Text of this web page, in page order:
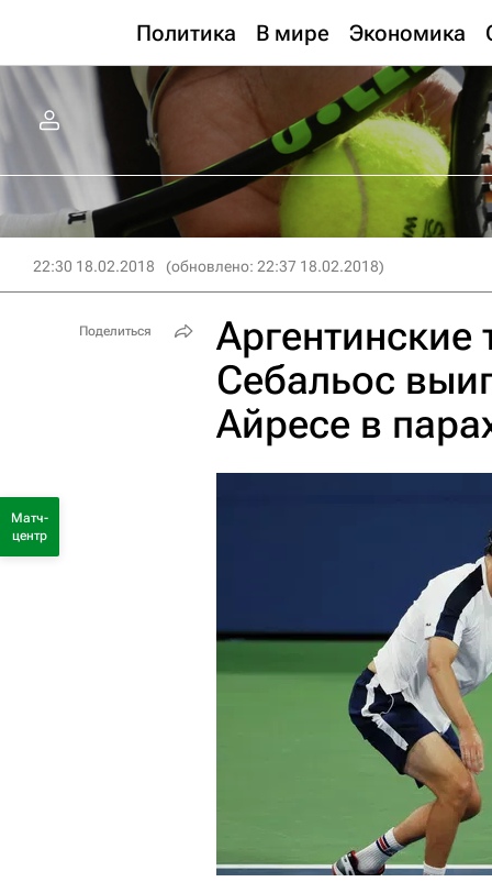
Политика В мире Экономика
22:30 18.02.2018 (обновлено: 22:37 18.02.2018)
Себальос
Айресе в
Поделиться
Матч-
центр